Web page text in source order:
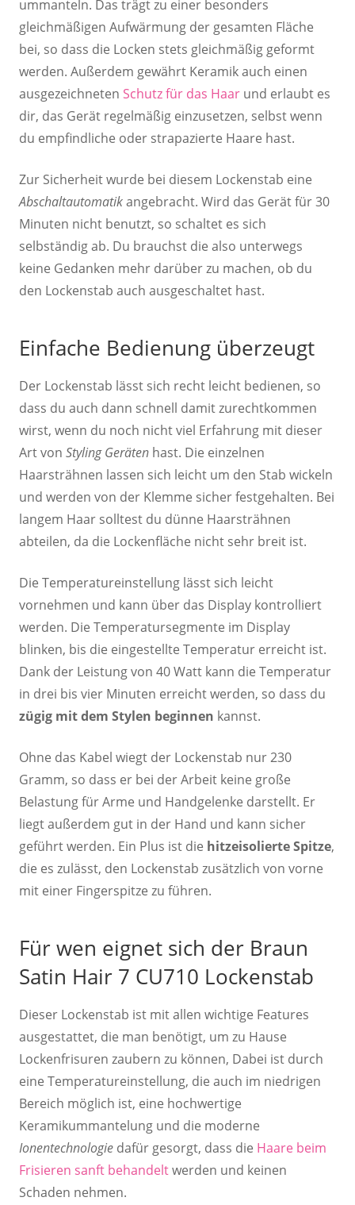
ummanteln. Das trägt zu einer besonders
gleichmäßigen Aufwärmung der gesamten Fläche
bei, so dass die Locken stets gleichmäßig geformt
werden. Außerdem gewährt Keramik auch einen
ausgezeichneten Schutz für das Haar und erlaubt es
dir, das Gerät regelmäßig einzusetzen, selbst wenn
du empfindliche oder strapazierte Haare hast.
Zur Sicherheit wurde bei diesem Lockenstab eine
Abschaltautomatikangebracht. Wird das Gerät für 30
Minuten nicht benutzt, so schaltet es sich
selbständig ab. Du brauchst die also unterwegs
keine Gedanken mehr darüber zu machen, ob du
den Lockenstab auch ausgeschaltet hast.
Einfache Bedienung überzeugt
Der Lockenstab lässt sich recht leicht bedienen, so
dass du auch dann schnell damit zurechtkommen
wirst, wenn du noch nicht viel Erfahrung mit dieser
Art von Styling Geräten hast. Die einzelnen
Haarsträhnen lassen sich leicht um den Stab wickeln
und werden von der Klemme sicher festgehalten. Bei
langem Haar solltest du dünne Haarsträhnen
abteilen, da die Lockenfläche nicht sehr breit ist.
Die Temperatureinstellung lässt sich leicht
vornehmen und kann über das Display kontrolliert
werden. Die Temperatursegmente im Display
blinken, bis die eingestellte Temperatur erreicht ist.
Dank der Leistung von 40 Watt kann die Temperatur
in drei bis vier Minuten erreicht werden, so dass du
zügig mit dem Stylen beginnen kannst.
Ohne das Kabel wiegt der Lockenstab nur 230
Gramm, so dass er bei der Arbeit keine große
Belastung für Arme und Handgelenke darstellt. Er
liegt außerdem gut in der Hand und kann sicher
geführt werden. Ein Plus ist die hitzeisolierte Spitze,
die es zulässt, den Lockenstab zusätzlich von vorne
mit einer Fingerspitze zu führen.
Für wen eignet sich der Braun
Satin Hair 7 CU710 Lockenstab
Dieser Lockenstab ist mit allen wichtige Features
ausgestattet, die man benötigt, um zu Hause
Lockenfrisuren zaubern zu können, Dabei ist durch
eine Temperatureinstellung, die auch im niedrigen
Bereich möglich ist, eine hochwertige
Keramikummantelung und die moderne
Ionentechnologie dafür gesorgt, dass die Haare beim
Frisieren sanft behandeltwerden und keinen
Schaden nehmen.